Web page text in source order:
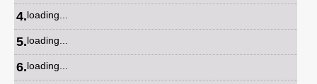
4.loading...
5.loading...
6.loading...